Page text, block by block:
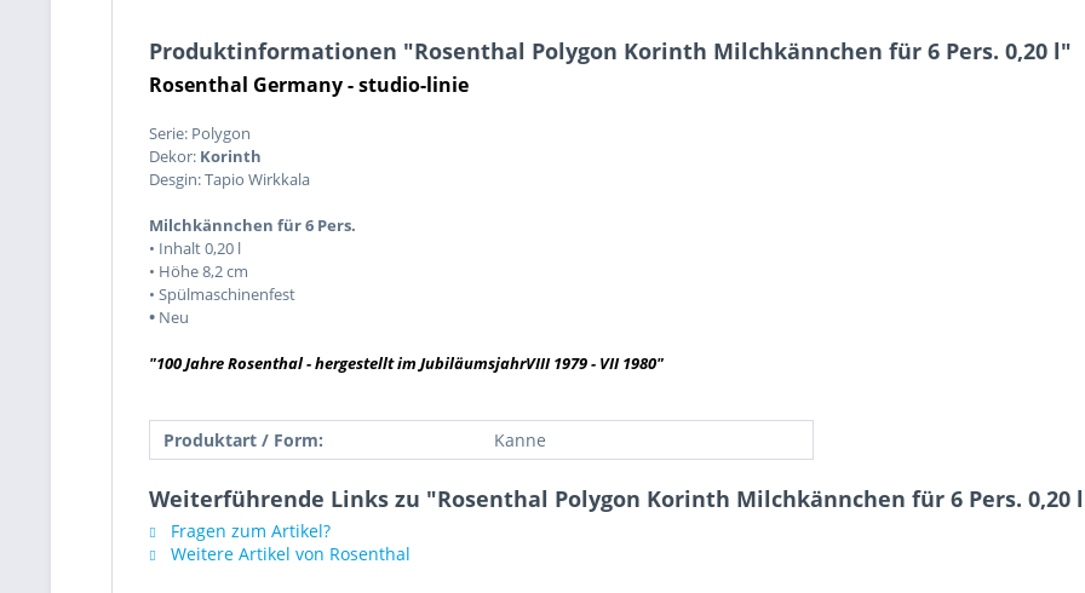
Produktinformationen "Rosenthal Polygon Korinth Milchkännchen für 6 Pers. 0,20 l"
Rosenthal Germany - studio-linie
Serie: Polygon
Dekor: Korinth
Desgin: Tapio Wirkkala
Milchkännchen für 6 Pers.
• Inhalt 0,20 l
• Höhe 8,2 cm
• Spülmaschinenfest
• Neu
"100 Jahre Rosenthal - hergestellt im JubiläumsjahrVIII 1979 - VII 1980"
Produktart / Form: Kanne
Weiterführende Links zu "Rosenthal Polygon Korinth Milchkännchen für 6 Pers. 0,20
Fragen zum Artikel?
Weitere Artikel von Rosenthal